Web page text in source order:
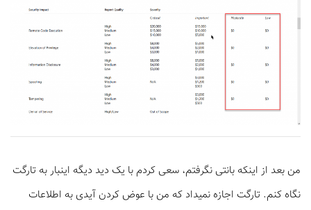
من بعد از اینکه بانتی نگرفتم، سعی کردم با یک دید دیگه اینبار به تارگت
نگاه کنم. تارگت اجازه نمیداد که من با عوض کردن آیدی به اطلاعات